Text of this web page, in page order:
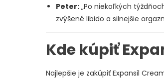
Peter: „Po niekoľkých
zvýšené libido a silnejšie
Kde kúpiť
Najlepšie je zakúpiť Expansil